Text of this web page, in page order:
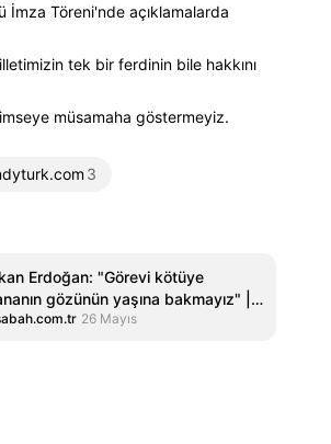
İmza Töreni'nde açıklamalarda
tek bir ferdinin bile hakkını
müsamaha göstermeyiz.
3
Erdoğan: "Görevi kötüye
gözünün yaşına bakmayız" |
videosunu izle | Son Dakika
26 Mayıs